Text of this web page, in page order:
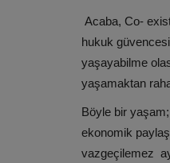
Acaba, Co-
hukuk
yaşayabilme
yaşamaktan
Böyle bir
ekonomik
vazgeçilemez